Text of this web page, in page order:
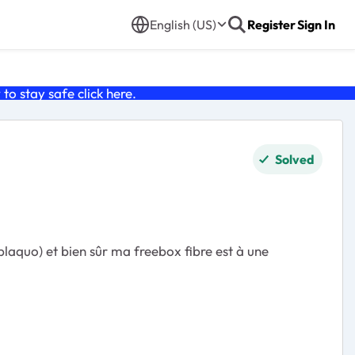
English (US) RegisterSign In
stay safe click here.
Solved
et bien sûr ma freebox fibre est à une